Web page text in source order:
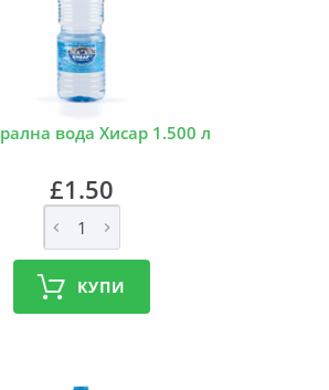
вода Хисар 1.500 л
£1.50
КУПИ